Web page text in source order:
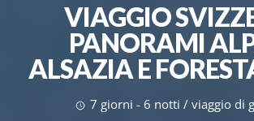
VIAGGIO
PANORAMI
ALSAZIA E
7 giorni - 6 notti / viaggio di